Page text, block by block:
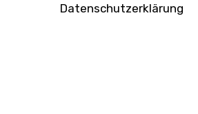
Datenschutzerklärung